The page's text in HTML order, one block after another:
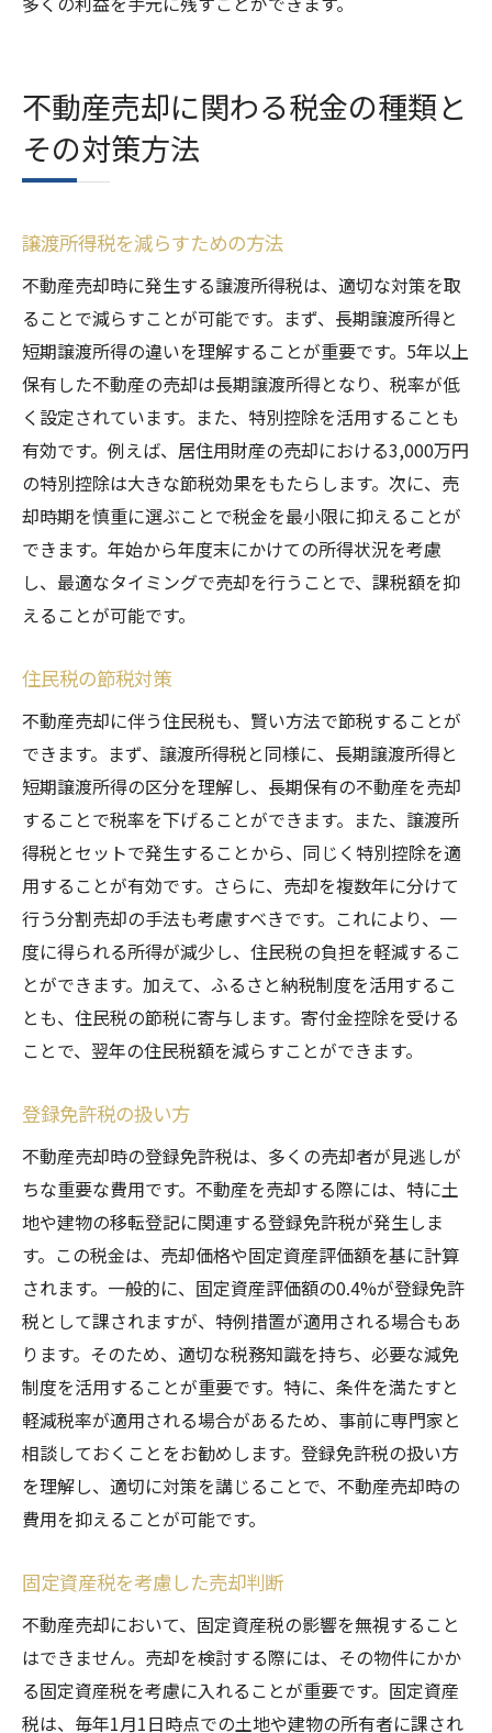
不動産売却に関わる税金の種類と
その対策方法
譲渡所得税を減らすための方法
不動産売却時に発生する譲渡所得税は、適切な対策を取
ることで減らすことが可能です。まず、長期譲渡所得と
短期譲渡所得の違いを理解することが重要です。5年以上
保有した不動産の売却は長期譲渡所得となり、税率が低
く設定されています。また、特別控除を活用することも
有効です。例えば、居住用財産の売却における3,000万円
の特別控除は大きな節税効果をもたらします。次に、売
却時期を慎重に選ぶことで税金を最小限に抑えることが
できます。年始から年度末にかけての所得状況を考慮
し、最適なタイミングで売却を行うことで、課税額を抑
えることが可能です。
住民税の節税対策
不動産売却に伴う住民税も、賢い方法で節税することが
できます。まず、譲渡所得税と同様に、長期譲渡所得と
短期譲渡所得の区分を理解し、長期保有の不動産を売却
することで税率を下げることができます。また、譲渡所
得税とセットで発生することから、同じく特別控除を適
用することが有効です。さらに、売却を複数年に分けて
行う分割売却の手法も考慮すべきです。これにより、一
度に得られる所得が減少し、住民税の負担を軽減するこ
とができます。加えて、ふるさと納税制度を活用するこ
とも、住民税の節税に寄与します。寄付金控除を受ける
ことで、翌年の住民税額を減らすことができます。
登録免許税の扱い方
不動産売却時の登録免許税は、多くの売却者が見逃しが
ちな重要な費用です。不動産を売却する際には、特に土
地や建物の移転登記に関連する登録免許税が発生しま
す。この税金は、売却価格や固定資産評価額を基に計算
されます。一般的に、固定資産評価額の0.4%が登録免許
税として課されますが、特例措置が適用される場合もあ
ります。そのため、適切な税務知識を持ち、必要な減免
制度を活用することが重要です。特に、条件を満たすと
軽減税率が適用される場合があるため、事前に専門家と
相談しておくことをお勧めします。登録免許税の扱い方
を理解し、適切に対策を講じることで、不動産売却時の
費用を抑えることが可能です。
固定資産税を考慮した売却判断
不動産売却において、固定資産税の影響を無視すること
はできません。売却を検討する際には、その物件にかか
る固定資産税を考慮に入れることが重要です。固定資産
税は、毎年1月1日時点での土地や建物の所有者に課され